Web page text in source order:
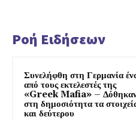
Ροή Ειδήσεων
Συνελήφθη στη Γερμανία
από τους εκτελεστές της
«Greek Mafia» –
στη δημοσιότητα τα
και δεύτερου